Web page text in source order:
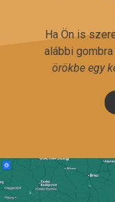
Ha Ön is
alábbi
örökbe egy